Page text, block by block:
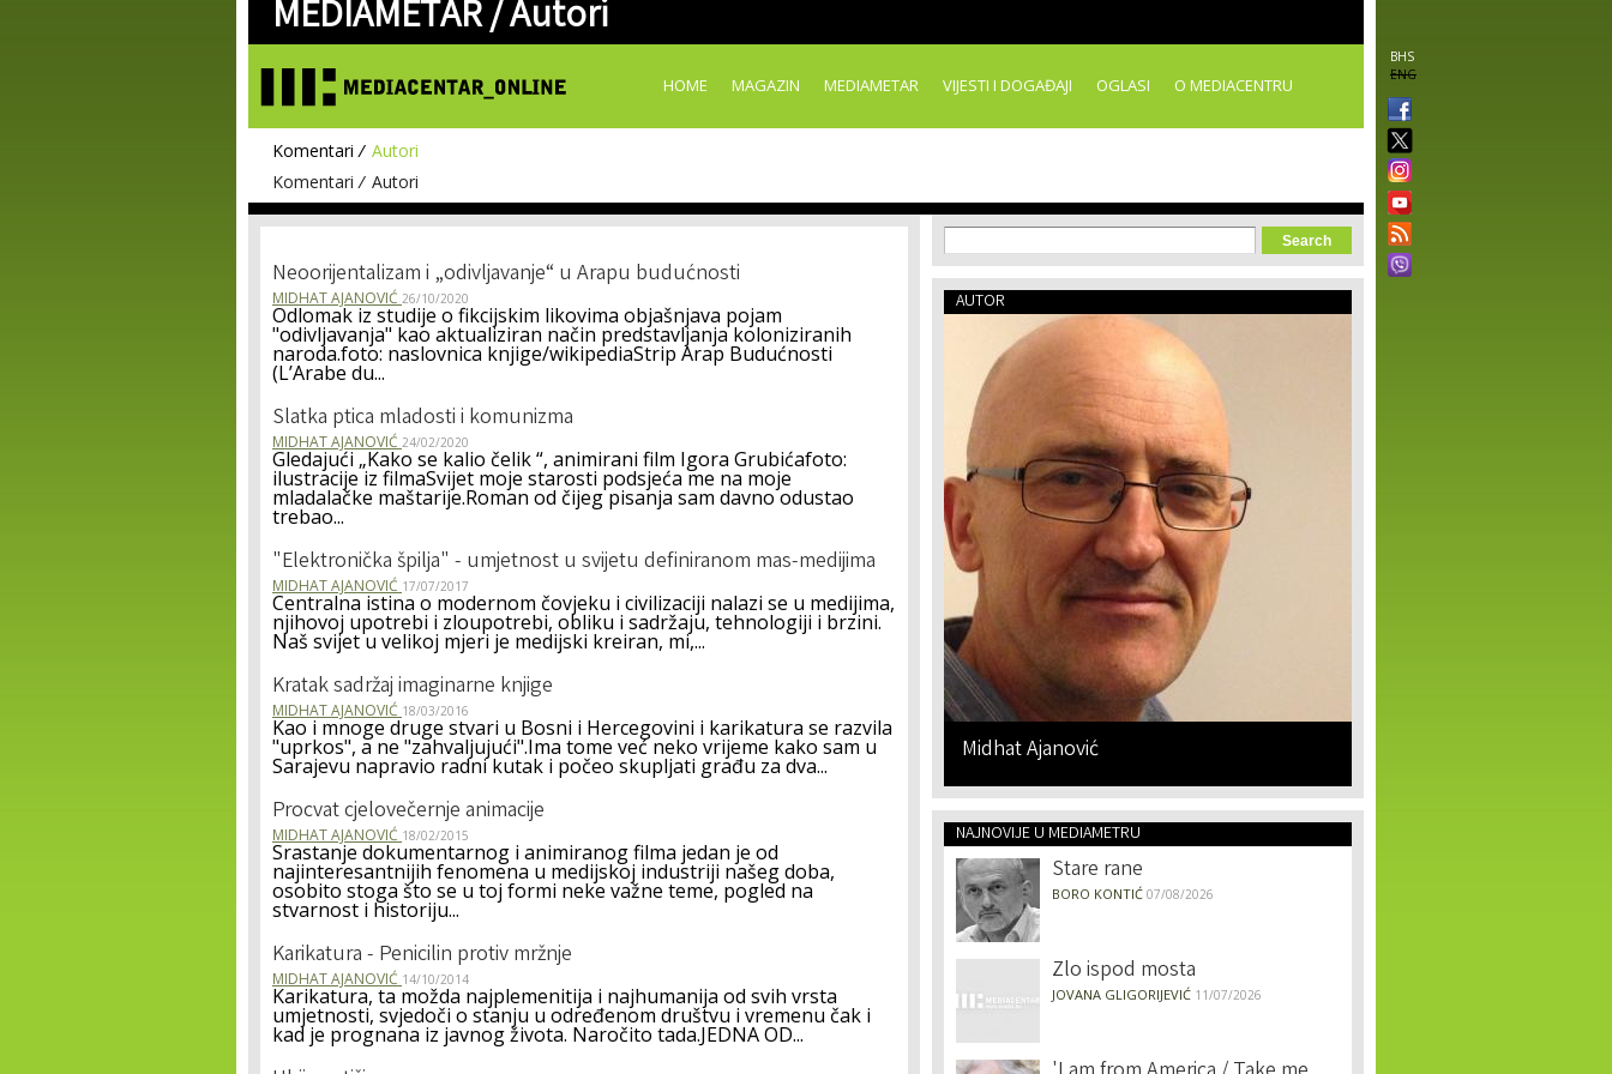
content
MEDIAMETAR /Autori
BHS
ENG
HOME MAGAZIN MEDIAMETAR VIJESTI I DOGAĐAJI OGLASI O MEDIACENTRU
Komentari
Autori
Komentari
Autori
Neoorijentalizam i „odivljavanje“ u Arapu budućnosti
MIDHAT AJANOVIĆ 26/10/2020
Odlomak iz studije o fikcijskim likovima objašnjava pojam
"odivljavanja" kao aktualiziran način predstavljanja koloniziranih
naroda.foto: naslovnica knjige/wikipediaStrip Arap Budućnosti
(L’Arabe du...
Slatka ptica mladosti i komunizma
MIDHAT AJANOVIĆ 24/02/2020
Gledajući „Kako se kalio čelik “, animirani film Igora Grubićafoto:
ilustracije iz filmaSvijet moje starosti podsjeća me na moje
mladalačke maštarije.Roman od čijeg pisanja sam davno odustao
trebao...
"Elektronička špilja" - umjetnost u svijetu definiranom mas-medijima
MIDHAT AJANOVIĆ 17/07/2017
Centralna istina o modernom čovjeku i civilizaciji nalazi se u medijima,
njihovoj upotrebi i zloupotrebi, obliku i sadržaju, tehnologiji i brzini.
Naš svijet u velikoj mjeri je medijski kreiran, mi,...
Kratak sadržaj imaginarne knjige
MIDHAT AJANOVIĆ 18/03/2016
Kao i mnoge druge stvari u Bosni i Hercegovini i karikatura se razvila
"uprkos", a ne "zahvaljujući".Ima tome već neko vrijeme kako sam u
Sarajevu napravio radni kutak i počeo skupljati građu za dva...
Procvat cjelovečernje animacije
MIDHAT AJANOVIĆ 18/02/2015
Srastanje dokumentarnog i animiranog filma jedan je od
najinteresantnijih fenomena u medijskoj industriji našeg doba,
osobito stoga što se u toj formi neke važne teme, pogled na
stvarnost i historiju...
Karikatura - Penicilin protiv mržnje
MIDHAT AJANOVIĆ 14/10/2014
Karikatura, ta možda najplemenitija i najhumanija od svih vrsta
umjetnosti, svjedoči o stanju u određenom društvu i vremenu čak i
kad je prognana iz javnog života. Naročito tada.JEDNA OD...
Search form
Search
AUTOR
Midhat Ajanović
NAJNOVIJE U MEDIAMETRU
Stare rane
BORO KONTIĆ 07/08/2026
Zlo ispod mosta
JOVANA GLIGORIJEVIĆ 11/07/2026